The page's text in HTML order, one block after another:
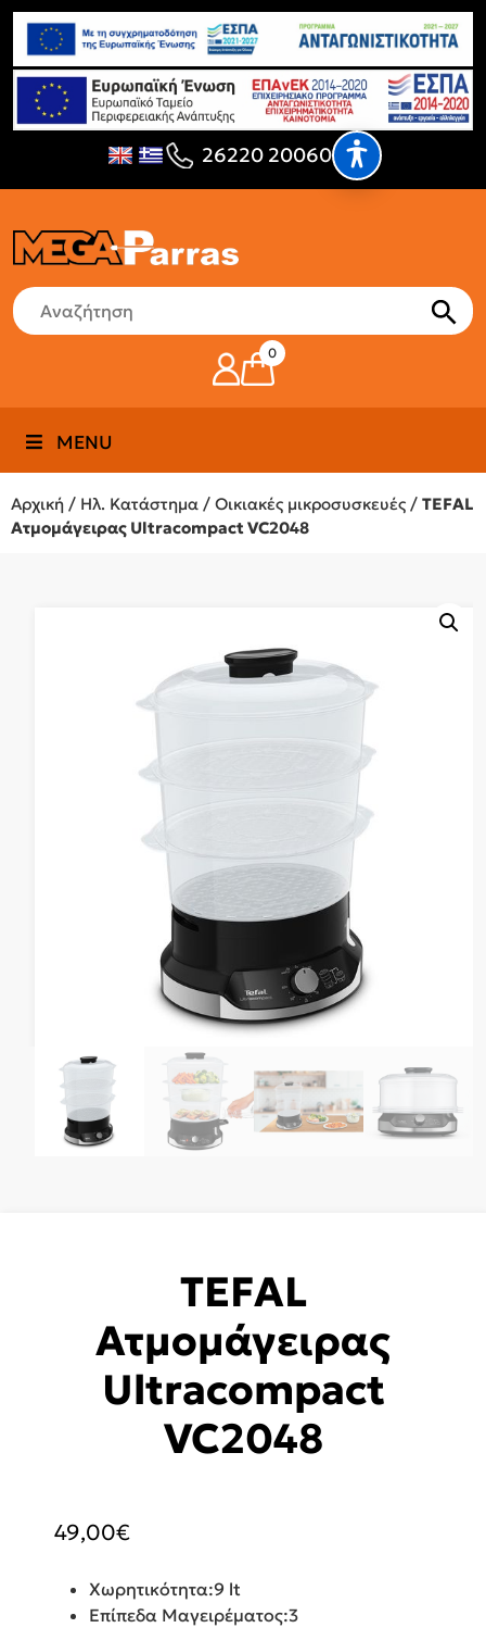
26220 20060
0
MENU
Αρχική / Ηλ. Κατάστημα / Οικιακές μικροσυσκευές / TEFAL
Ατμομάγειρας Ultracompact VC2048
TEFAL
Ατμομάγειρας
Ultracompact
VC2048
49,00€
Χωρητικότητα:9 lt
Επίπεδα Μαγειρέματος:3